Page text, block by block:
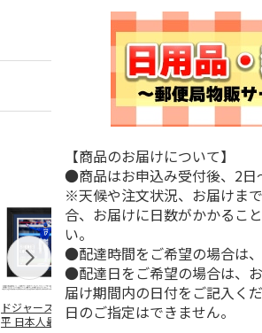
ドジャース 大谷翔
平 日本人最多53試
MLB ドジャース 大
谷翔平 2026 NL 3・
【商品のお届けについて】
●商品はお申込み受付後、2日
※天候や注文状況、お届けま
合、お届けに日数がかかるこ
い。
●配達時間をご希望の場合は
●配達日をご希望の場合は、
届け期間内の日付をご記入く
日のご指定はできません。